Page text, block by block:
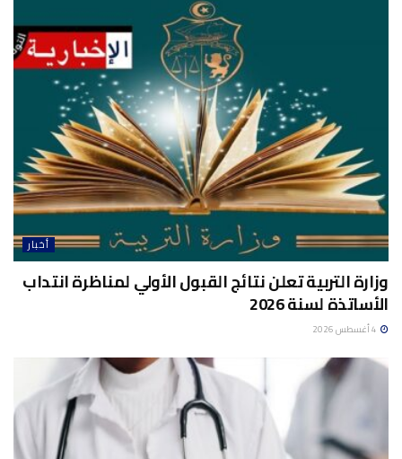
أخبار
وزارة التربية تعلن نتائج القبول الأولي لمناظرة انتداب
الأساتذة لسنة 2026